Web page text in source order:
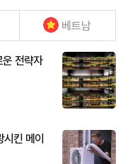
베트남
전략자
킨 메이